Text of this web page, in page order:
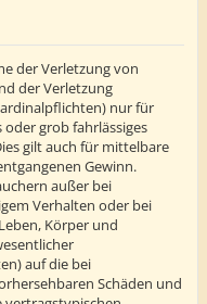
der Verletzung von
der Verletzung
nur für
oder grob fahrlässiges
gilt auch für mittelbare
Gewinn.
außer bei
Verhalten oder bei
Körper und
auf die bei
Schäden und